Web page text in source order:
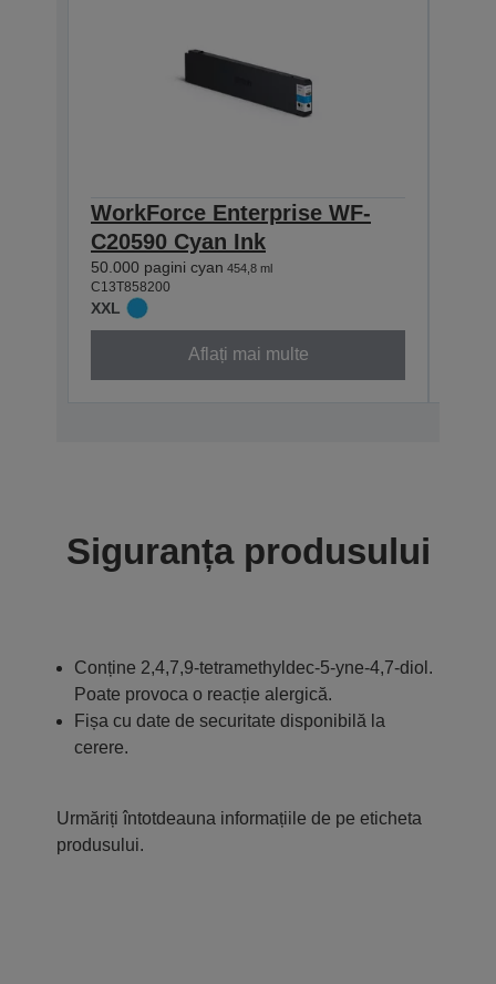
WorkForce Enterprise WF-
C20590 Cyan Ink
50.000 pagini cyan 454,8 ml
C13T858200
XXL
Aflați mai multe
Siguranța produsului
Conține 2,4,7,9-tetramethyldec-5-yne-4,7-diol.
Poate provoca o reacție alergică.
Fișa cu date de securitate disponibilă la
cerere.
Urmăriți întotdeauna informațiile de pe eticheta
produsului.